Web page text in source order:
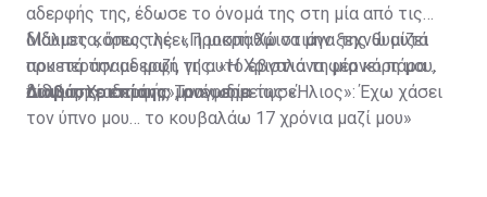
αδερφής της, έδωσε το όνομά της στη μία από τις
δίδυμες κόρες της. «Προσπαθώ να μην ξεχνώ αυτά
που περάσαμε μαζί, γι’ αυτό έβγαλα τη μία κόρη μου,
δίδυμη, Χριστιάνα», ανέφερε.
Μάλιστα, όπως λέει, η μικρή Χριστιάνα της θυμίζει
αρκετά την αδερφή της. «Η Χριστιάνα φέρνει πάρα
πολύ της αδερφής μου», σημείωσε.
Διαβάστε επίσης: Τραγωδία της «Ήλιος»: Έχω χάσει
τον ύπνο μου… το κουβαλάω 17 χρόνια μαζί μου»